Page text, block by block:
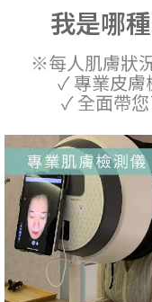
我是哪
※每人肌膚狀
✓ 專業皮
✓ 全面帶